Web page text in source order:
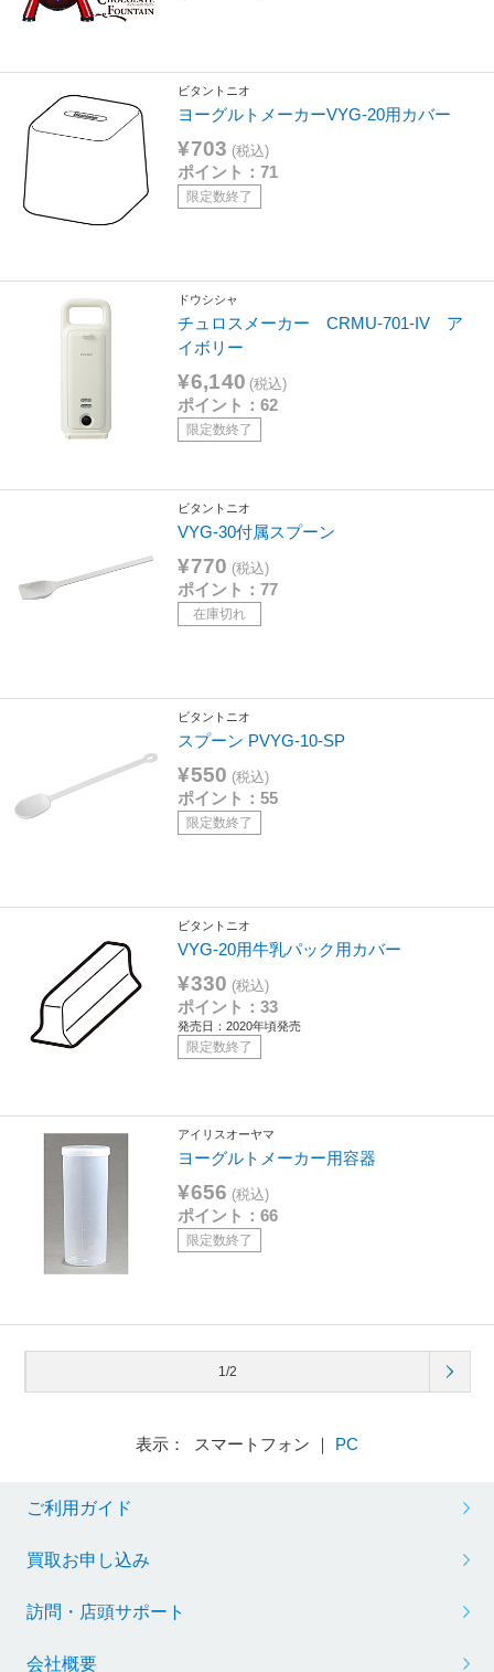
ビタントニオ
ヨーグルトメーカーVYG-20用カバー
¥703 (税込)
ポイント：71
限定数終了
ドウシシャ
チュロスメーカー CRMU-701-IV ア
イボリー
¥6,140 (税込)
ポイント：62
限定数終了
ビタントニオ
VYG-30付属スプーン
¥770 (税込)
ポイント：77
在庫切れ
ビタントニオ
スプーン PVYG-10-SP
¥550 (税込)
ポイント：55
限定数終了
ビタントニオ
VYG-20用牛乳パック用カバー
¥330 (税込)
ポイント：33
発売日：2020年頃発売
限定数終了
アイリスオーヤマ
ヨーグルトメーカー用容器
¥656 (税込)
ポイント：66
限定数終了
1/2
表示： スマートフォン ｜ PC
ご利用ガイド
買取お申し込み
訪問・店頭サポート
会社概要